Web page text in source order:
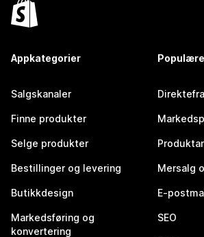
Appkategorier
Salgskanaler
Finne produkter
Selge produkter
Bestillinger og levering
Butikkdesign
Markedsføring og
konvertering
Mersalg
E-
SEO